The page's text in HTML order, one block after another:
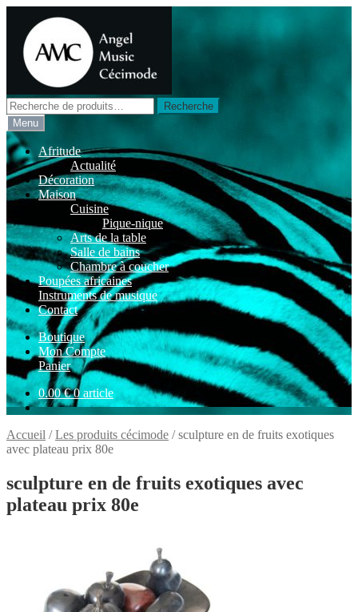
navigation
contenu
Recherche
pour :
Recherche
Menu
Afritude
Actualité
Décoration
Maison
Cuisine
Pique-nique
Arts de la table
Salle de bains
Chambre à coucher
Poupées africaines
Instruments de musique
Contact
Boutique
Mon Compte
Panier
0.00€ 0 article
Accueil /Les produits cécimode /sculpture en de fruits exotiques
avec plateau prix 80e
sculpture en de fruits exotiques avec
plateau prix 80e